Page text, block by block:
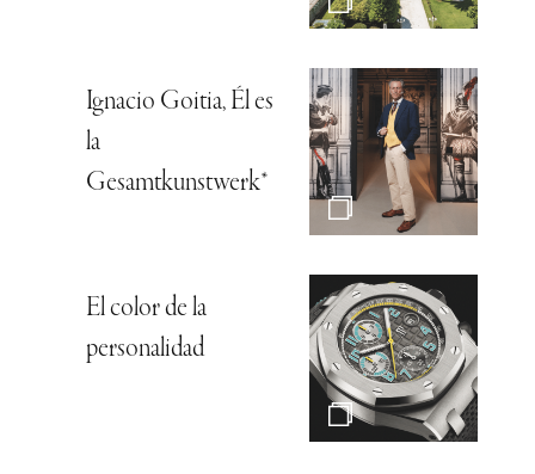
Ignacio Goitia, Él es
la
Gesamtkunstwerk*
El color de la
personalidad